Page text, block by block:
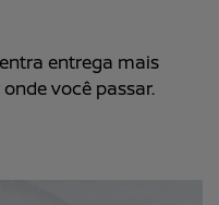
entrega mais
você passar.